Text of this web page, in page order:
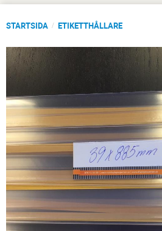
STARTSIDA ETIKETTHÅLLARE